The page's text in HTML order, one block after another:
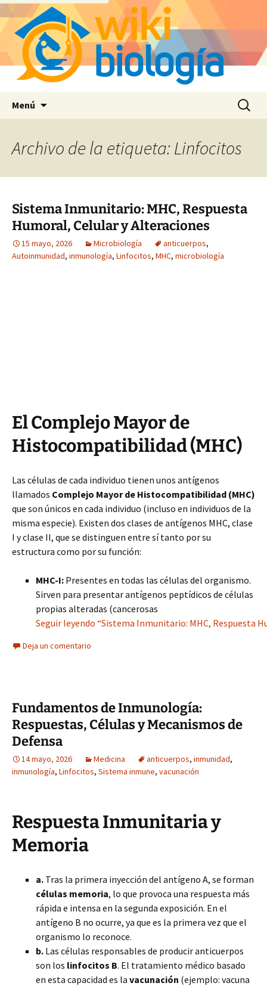
Menú Buscar:
Archivo de la etiqueta: Linfocitos
Sistema Inmunitario: MHC, Respuesta
Humoral, Celular y Alteraciones
15 mayo, 2026 Microbiología anticuerpos,
Autoinmunidad, inmunología, Linfocitos, MHC, microbiología
El Complejo Mayor de
Histocompatibilidad (MHC)
Las células de cada individuo tienen unos antígenos
llamados Complejo Mayor de Histocompatibilidad (MHC)
que son únicos en cada individuo (incluso en individuos de la
misma especie). Existen dos clases de antígenos MHC, clase
I y clase II, que se distinguen entre sí tanto por su
estructura como por su función:
MHC-I: Presentes en todas las células del organismo.
Sirven para presentar antígenos peptídicos de células
propias alteradas (cancerosas
Seguir leyendo “Sistema Inmunitario: MHC, Respuesta
Deja un comentario
Fundamentos de Inmunología:
Respuestas, Células y Mecanismos de
Defensa
14 mayo, 2026 Medicina anticuerpos, inmunidad,
inmunología, Linfocitos, Sistema inmune, vacunación
Respuesta Inmunitaria y
Memoria
a. Tras la primera inyección del antígeno A, se forman
células memoria, lo que provoca una respuesta más
rápida e intensa en la segunda exposición. En el
antígeno B no ocurre, ya que es la primera vez que el
organismo lo reconoce.
b. Las células responsables de producir anticuerpos
son los linfocitos B. El tratamiento médico basado
en esta capacidad es la vacunación (ejemplo: vacuna